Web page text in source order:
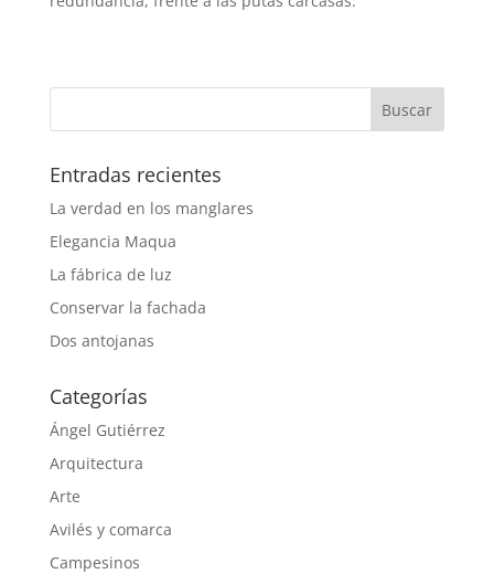
Entradas recientes
La verdad en los manglares
Elegancia Maqua
La fábrica de luz
Conservar la fachada
Dos antojanas
Categorías
Ángel Gutiérrez
Arquitectura
Arte
Avilés y comarca
Campesinos